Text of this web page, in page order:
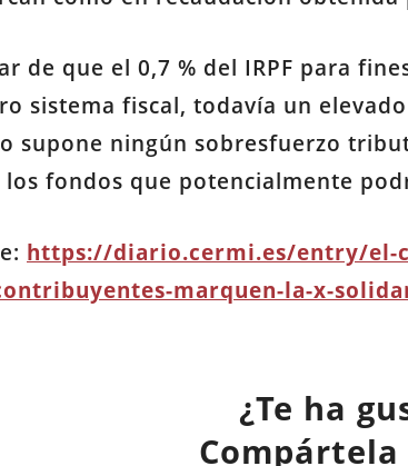
de que el 0,7 % del IRPF para
sistema fiscal, todavía un
supone ningún sobresfuerzo
fondos que potencialmente
https://diario.cermi.es/entry/el-
marquen-la-x-
¿Te ha